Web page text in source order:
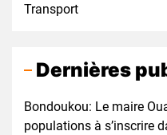
Transport
Dernières
Bondoukou: Le maire
populations à s’inscrire